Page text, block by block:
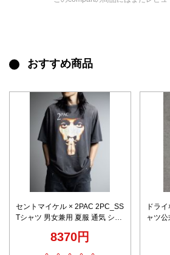
おすすめ商品
セントマイケル × 2PAC 2PC_SS
Tシャツ 男女兼用 夏服 通気 シン
質 発送保証付き8370円
ドラ
ャツ